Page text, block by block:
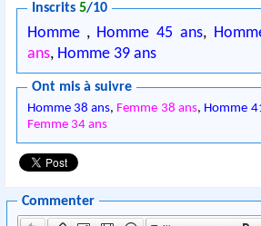
Inscrits5/10
Homme , Homme 45 ans,
ans, Homme 39 ans
Ont mis à suivre
Homme 38 ans, Femme 38 ans, Homme
Femme 34 ans
Commenter